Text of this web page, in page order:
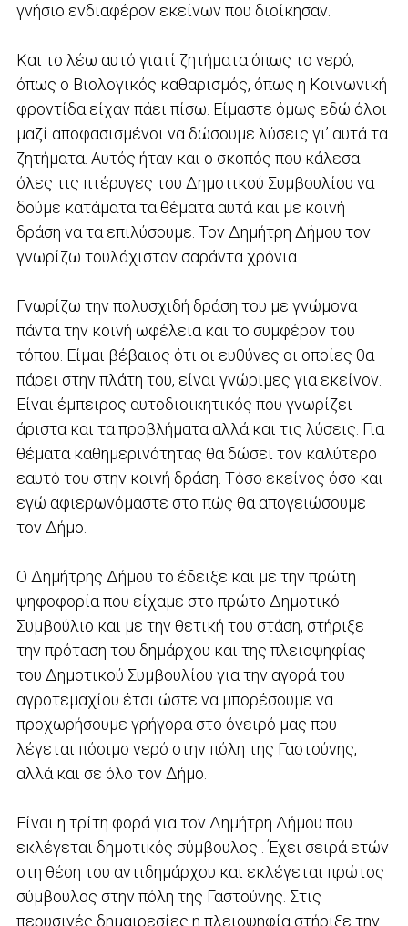
γνήσιο ενδιαφέρον εκείνων που διοίκησαν.
Και το λέω αυτό γιατί ζητήματα όπως το νερό,
όπως ο Βιολογικός καθαρισμός, όπως η Κοινωνική
φροντίδα είχαν πάει πίσω. Είμαστε όμως εδώ όλοι
μαζί αποφασισμένοι να δώσουμε λύσεις γι’ αυτά τα
ζητήματα. Αυτός ήταν και ο σκοπός που κάλεσα
όλες τις πτέρυγες του Δημοτικού Συμβουλίου να
δούμε κατάματα τα θέματα αυτά και με κοινή
δράση να τα επιλύσουμε. Τον Δημήτρη Δήμου τον
γνωρίζω τουλάχιστον σαράντα χρόνια.
Γνωρίζω την πολυσχιδή δράση του με γνώμονα
πάντα την κοινή ωφέλεια και το συμφέρον του
τόπου. Είμαι βέβαιος ότι οι ευθύνες οι οποίες θα
πάρει στην πλάτη του, είναι γνώριμες για εκείνον.
Είναι έμπειρος αυτοδιοικητικός που γνωρίζει
άριστα και τα προβλήματα αλλά και τις λύσεις. Για
θέματα καθημερινότητας θα δώσει τον καλύτερο
εαυτό του στην κοινή δράση. Τόσο εκείνος όσο και
εγώ αφιερωνόμαστε στο πώς θα απογειώσουμε
τον Δήμο.
Ο Δημήτρης Δήμου το έδειξε και με την πρώτη
ψηφοφορία που είχαμε στο πρώτο Δημοτικό
Συμβούλιο και με την θετική του στάση, στήριξε
την πρόταση του δημάρχου και της πλειοψηφίας
του Δημοτικού Συμβουλίου για την αγορά του
αγροτεμαχίου έτσι ώστε να μπορέσουμε να
προχωρήσουμε γρήγορα στο όνειρό μας που
λέγεται πόσιμο νερό στην πόλη της Γαστούνης,
αλλά και σε όλο τον Δήμο.
Είναι η τρίτη φορά για τον Δημήτρη Δήμου που
εκλέγεται δημοτικός σύμβουλος . Έχει σειρά ετών
στη θέση του αντιδημάρχου και εκλέγεται πρώτος
σύμβουλος στην πόλη της Γαστούνης. Στις
περυσινές δημαιρεσίες η πλειοψηφία στήριξε την